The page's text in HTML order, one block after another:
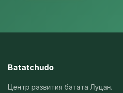
Batatchudo
Центр развития батата Луцан.